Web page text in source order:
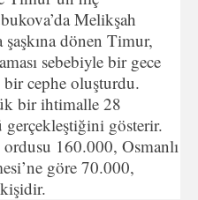
Melikşah
şaşkına dönen Timur,
sebebiyle bir gece
cephe oluşturdu.
bir ihtimalle 28
gösterir.
160.000, Osmanlı
göre 70.000,